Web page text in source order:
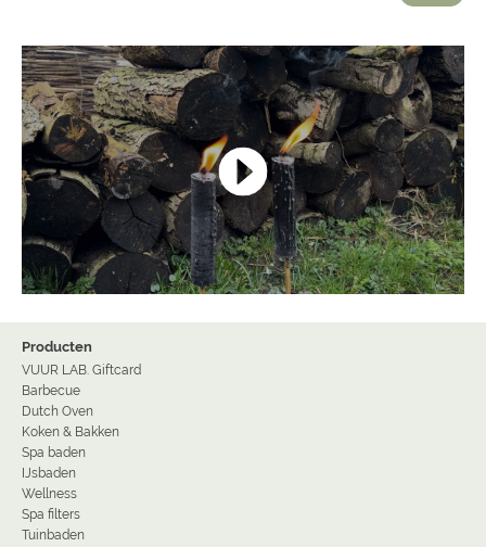
Producten
VUUR LAB. Giftcard
Barbecue
Dutch Oven
Koken & Bakken
Spa baden
IJsbaden
Wellness
Spa filters
Tuinbaden